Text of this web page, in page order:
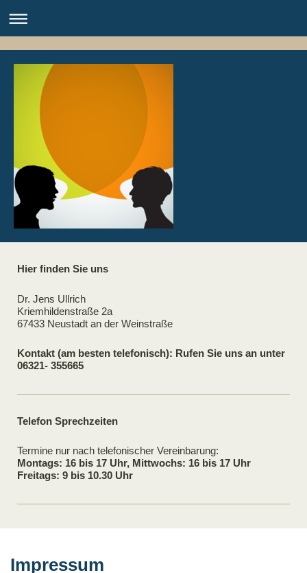
Hier finden Sie uns
Dr. Jens Ullrich
Kriemhildenstraße 2a
67433 Neustadt an der Weinstraße
Kontakt (am besten telefonisch): Rufen Sie uns an unter
06321- 355665
Telefon Sprechzeiten
Termine nur nach telefonischer Vereinbarung:
Montags: 16 bis 17 Uhr, Mittwochs: 16 bis 17 Uhr
Freitags: 9 bis 10.30 Uhr
Impressum